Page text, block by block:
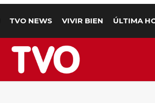
TVO NEWS VIVIR BIEN ÚLTIMA